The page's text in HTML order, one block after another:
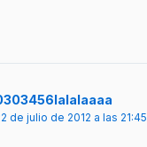
de julio de 2012 a las 21:45